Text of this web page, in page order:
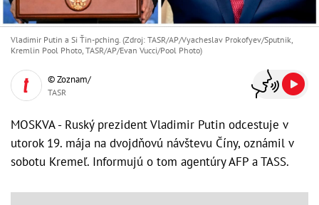
Vladimir Putin a Si Ťin-pching. (Zdroj: TASR/AP/Vyacheslav Prokofyev/Sputnik,
Kremlin Pool Photo, TASR/AP/Evan Vucci/Pool Photo)
© Zoznam/
TASR
MOSKVA - Ruský prezident Vladimir Putin odcestuje v
utorok 19. mája na dvojdňovú návštevu Číny, oznámil v
sobotu Kremeľ. Informujú o tom agentúry AFP a TASS.